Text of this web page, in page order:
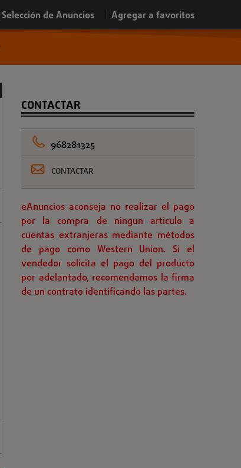
Selección de Anuncios Agregar a favoritos
CONTACTAR
968281325
CONTACTAR
eAnuncios aconseja no realizar el pago
por la compra de ningun articulo a
cuentas extranjeras mediante métodos
de pago como Western Union. Si el
vendedor solicita el pago del producto
por adelantado, recomendamos la firma
de un contrato identificando las partes.